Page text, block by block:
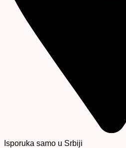
Isporuka samo u Srbiji